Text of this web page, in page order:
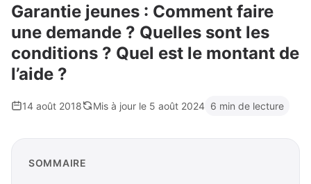
Garantie jeunes : Comment faire
une demande ? Quelles sont les
conditions ? Quel est le montant de
l’aide ?
14 août 2018 Mis à jour le 5 août 2024 6 min de lecture
SOMMAIRE